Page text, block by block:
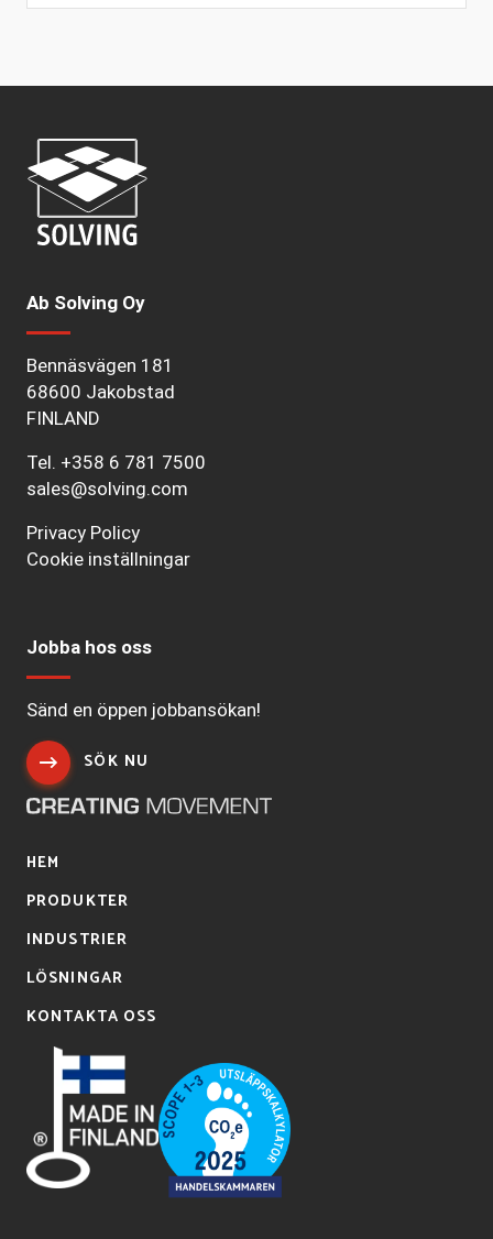
Ab Solving Oy
Bennäsvägen 181
68600 Jakobstad
FINLAND
Tel. +358 6 781 7500
sales@solving.com
Privacy Policy
Cookie inställningar
Jobba hos oss
Sänd en öppen jobbansökan!
SÖK NU
HEM
PRODUKTER
INDUSTRIER
LÖSNINGAR
KONTAKTA OSS